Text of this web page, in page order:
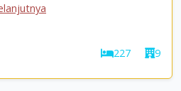
227 9